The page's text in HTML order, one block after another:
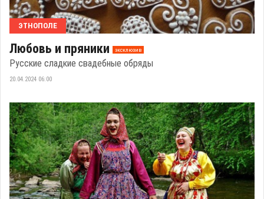
ЭТНОПОЛЕ
Любовь и пряники эксклюзив
Русские сладкие свадебные обряды
20.04.2024 06:00